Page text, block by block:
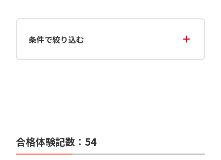
条件で絞り込む
合格体験記数：54